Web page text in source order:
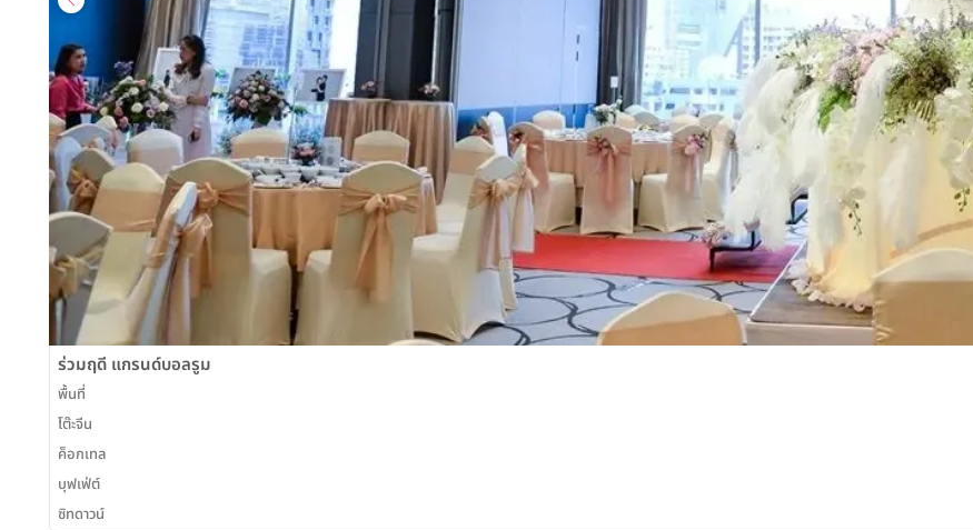
ร่วมฤดี แกรนด์บอลรูม
พื้นที่
โต๊ะจีน
ค็อกเทล
บุฟเฟ่ต์
ซิทดาวน์